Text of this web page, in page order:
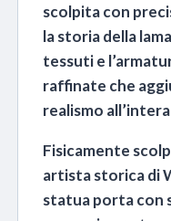
scolpita con
la storia della
tessuti e
raffinate che
realismo
Fisicamente
artista storica di
statua porta con